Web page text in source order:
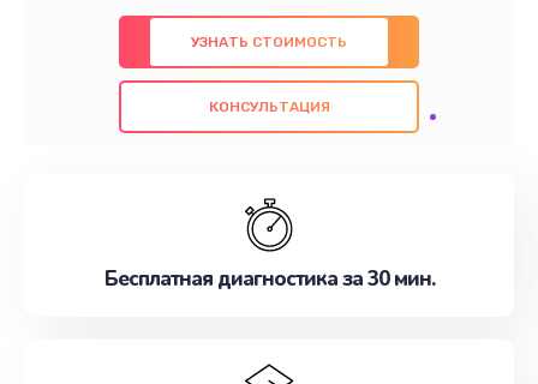
предлагаем быстрый и качественный ремонт с
использованием оригинальных компонентов, а
также гарантируем качество всех
проведенных работ. Наша цель - предоставить
наилучшим образом. Не медлите записаться на
УЗНАТЬ СТОИМОСТЬ
КОНСУЛЬТАЦИЯ
Бесплатная диагностика за 30 мин.